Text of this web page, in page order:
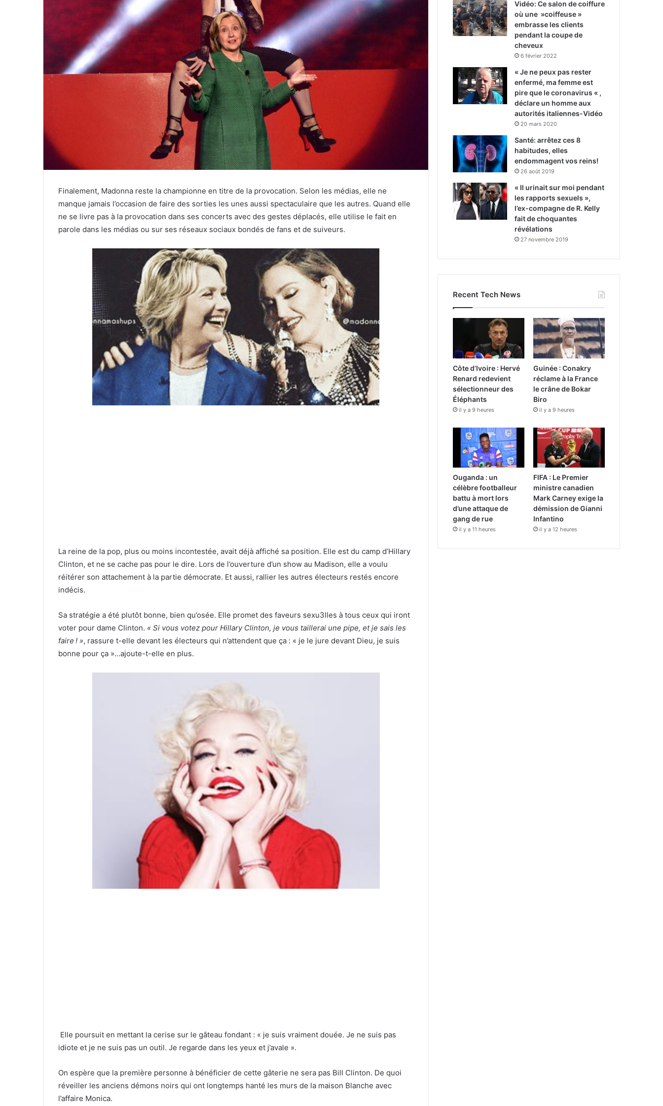
Finalement, Madonna reste la championne en titre de la provocation. Selon les médias, elle ne
manque jamais l’occasion de faire des sorties les unes aussi spectaculaire que les autres. Quand elle
ne se livre pas à la provocation dans ses concerts avec des gestes déplacés, elle utilise le fait en
parole dans les médias ou sur ses réseaux sociaux bondés de fans et de suiveurs.
La reine de la pop, plus ou moins incontestée, avait déjà affiché sa position. Elle est du camp d’Hillary
Clinton, et ne se cache pas pour le dire. Lors de l’ouverture d’un show au Madison, elle a voulu
réitérer son attachement à la partie démocrate. Et aussi, rallier les autres électeurs restés encore
indécis.
Sa stratégie a été plutôt bonne, bien qu’osée. Elle promet des faveurs sexu3lles à tous ceux qui iront
voter pour dame Clinton. « Si vous votez pour Hillary Clin­ton, je vous taille­rai une pipe, et je sais les
faire ! », rassure t-elle devant les électeurs qui n’attendent que ça : « je le jure devant Dieu, je suis
bonne pour ça »…ajoute-t-elle en plus.
Elle poursuit en mettant la cerise sur le gâteau fondant : « je suis vraiment douée. Je ne suis pas
idiote et je ne suis pas un outil. Je regarde dans les yeux et j’avale ».
On espère que la première personne à bénéficier de cette gâterie ne sera pas Bill Clinton. De quoi
réveiller les anciens démons noirs qui ont longtemps hanté les murs de la maison Blanche avec
l’affaire Monica.
Vidéo: Ce salon de coiffure
où une »coiffeuse »
embrasse les clients
pendant la coupe de
cheveux
6 février 2022
« Je ne peux pas rester
enfermé, ma femme est
pire que le coronavirus « ,
déclare un homme aux
autorités italiennes-Vidéo
20 mars 2020
Santé: arrêtez ces 8
habitudes, elles
endommagent vos reins!
26 août 2019
« Il urinait sur moi pendant
les rapports sexuels »,
l’ex-compagne de R. Kelly
fait de choquantes
révélations
27 novembre 2019
Recent Tech News
Côte d’Ivoire : Hervé
Renard redevient
sélectionneur des
Éléphants
il y a 9 heures
Guinée : Conakry
réclame à la France
le crâne de Bokar
Biro
il y a 9 heures
Ouganda : un
célèbre footballeur
battu à mort lors
d’une attaque de
gang de rue
il y a 11 heures
FIFA : Le Premier
ministre canadien
Mark Carney exige la
démission de Gianni
Infantino
il y a 12 heures